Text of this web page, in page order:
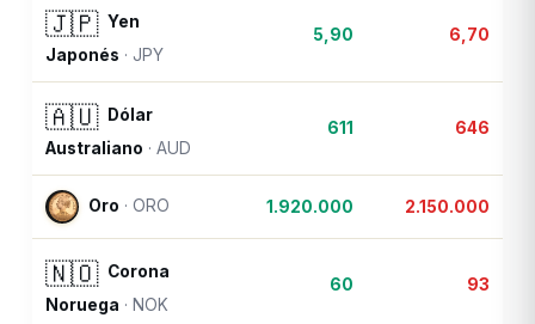
🇯🇵 Yen
Japonés · JPY
5,90 6,70
🇦🇺
Dólar
Australiano ·AUD
611 646
Oro ·ORO 1.920.000 2.150.000
🇳🇴 Corona
Noruega · NOK
60 93